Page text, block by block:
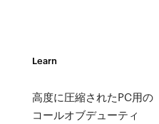
Learn
高度に圧縮されたPC用の
コールオブデューティ